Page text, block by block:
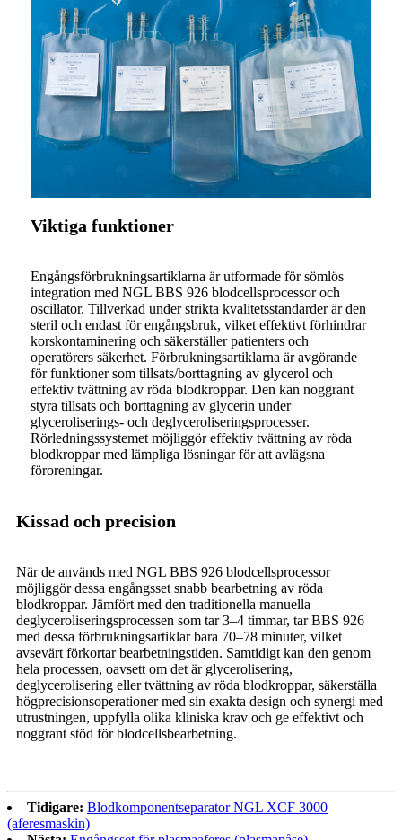
Viktiga funktioner
Engångsförbrukningsartiklarna är utformade för sömlös
integration med NGL BBS 926 blodcellsprocessor och
oscillator. Tillverkad under strikta kvalitetsstandarder är den
steril och endast för engångsbruk, vilket effektivt förhindrar
korskontaminering och säkerställer patienters och
operatörers säkerhet. Förbrukningsartiklarna är avgörande
för funktioner som tillsats/borttagning av glycerol och
effektiv tvättning av röda blodkroppar. Den kan noggrant
styra tillsats och borttagning av glycerin under
glyceroliserings- och deglyceroliseringsprocesser.
Rörledningssystemet möjliggör effektiv tvättning av röda
blodkroppar med lämpliga lösningar för att avlägsna
föroreningar.
Kissad och precision
När de används med NGL BBS 926 blodcellsprocessor
möjliggör dessa engångsset snabb bearbetning av röda
blodkroppar. Jämfört med den traditionella manuella
deglyceroliseringsprocessen som tar 3–4 timmar, tar BBS 926
med dessa förbrukningsartiklar bara 70–78 minuter, vilket
avsevärt förkortar bearbetningstiden. Samtidigt kan den genom
hela processen, oavsett om det är glycerolisering,
deglycerolisering eller tvättning av röda blodkroppar, säkerställa
högprecisionsoperationer med sin exakta design och synergi med
utrustningen, uppfylla olika kliniska krav och ge effektivt och
noggrant stöd för blodcellsbearbetning.
Tidigare: Blodkomponentseparator NGL XCF 3000
(aferesmaskin)